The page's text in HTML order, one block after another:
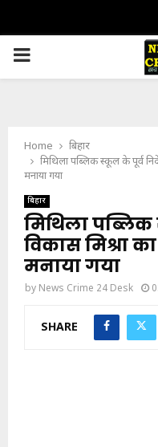
PRIMARY
Home
बिहार
मिथिला पब्लिक स्कूल के पूर्व
मनाया गया
बिहार
मिथिला
विकास मिश्रा
मनाया गया
by News Crime 24 Desk
SHARE